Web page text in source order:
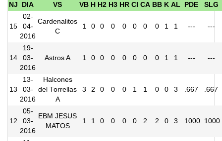
NJ DIA VS VB H H2 H3 HR CI CA BB K AL PDE SLG
15
02-
04-
2016
Cardenalitos
C
1 0 0 0 0 0 0 0 1 1 --- ---
14
19-
03-
2016
Astros A 1 0 0 0 0 0 0 0 1 1 --- ---
13
13-
03-
2016
Halcones
del Torrellas
A
3 2 0 0 0 1 1 0 0 3 .667 .667
12
05-
03-
2016
EBM JESUS
MATOS
1 1 0 0 0 0 2 2 0 3 .1000 .1000